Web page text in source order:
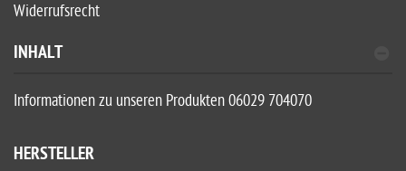
Widerrufsrecht
INHALT
Informationen zu unseren Produkten 06029 704070
HERSTELLER